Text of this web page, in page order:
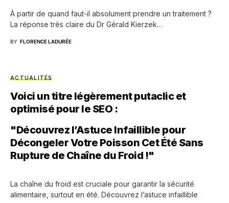
À partir de quand faut-il absolument prendre un traitement ?
La réponse très claire du Dr Gérald Kierzek…
BY FLORENCE LADURÉE
ACTUALITÉS
Voici un titre légèrement putaclic et
optimisé pour le SEO :
"Découvrez l’Astuce Infaillible pour
Décongeler Votre Poisson Cet Été Sans
Rupture de Chaîne du Froid !"
La chaîne du froid est cruciale pour garantir la sécurité
alimentaire, surtout en été. Découvrez l’astuce infaillible